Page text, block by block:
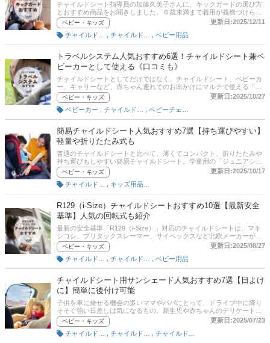
チャイルドシート指導員の加藤久美子さんに、キックガードの選び方
とおすすめ商品をお聞きしました。６歳未満まで着用が義務づけられ
ているチャイルドシートですが、お子さんが前の座席を蹴るなどして
シートが汚れてしまい、困っている方も多いのではないでしょうか。
そんなときに活躍してくれるのがキックガードです。ただ汚れるのを
防ぐだけでなく、おもちゃなどを収納できるタイプの商品もあるの
で、愛車にピッタリあったキックガードを見つけてみてください。
ベビー・キッズ
更新日:2025/12/11
ベビー用品
トラベルシステム人気おすすめ6選！チャイルドシート兼ベ
ビーカーとして使える《口コミも》
チャイルドシートとしてだけではなく、チャイルドシート、ベビーカ
ー、キャリーなど、赤ちゃん連れでのお出かけにマルチで使える「ト
ラベルシステム」。家の中でもバウンサーのように使える便利さで人
気です。日本ではあまり聞き馴染みがないかもしれませんが、欧米で
は主流なチャイルドシートです。この記事では、公認チャイルドシー
ト指導員の加藤久美子さんへの取材をもとに、トラベルシステム対応
チャイルドシートの選び方とおすすめ商品をご紹介。マキシコシや、
サイベックス、Joie等の欧州メーカー製が主流ですが、アップリカな
ど国内メーカーからも発売されています。各商品の特徴や便利な理由
も解説するので、ぜひ参考にしてくださいね。
ベビー・キッズ
更新日:2025/10/27
ベビーカー
簡易チャイルドシート人気おすすめ7選【持ち運びやすい】
軽量や折りたたみ式も
普通のチャイルドシートと比べて、薄くてコンパクト、折りたたみや
持ち運びもしやすい簡易チャイルドシート。学童用の「ジュニアシー
ト」や、背もたれがなく座面だけの「ブースターシート」などがあり
ます。どれを選ぼうか迷っているママやパパに向けて、この記事では
公認チャイルドシート指導員の加藤久美子さんへの取材をもとに、簡
易チャイルドシートの選び方とおすすめ商品を紹介！ 通販の人気ラン
キングや口コミ情報も掲載しているのでぜひ参考にしてくださいね。
ベビー・キッズ
更新日:2025/10/17
R129（i-Size）チャイルドシートおすすめ10選【最新安全
基準】人気の回転式も紹介
最新の安全基準「R129（i-Size）」対応のチャイルドシートは、マキ
シコシ、ブリタックスレーマー、サイベックスなど北欧メーカーが主
流でしたが、近年はコンビやアップリカなど、日本メーカーでも次々
発売されています。種類が豊富なので、どれを選べばいいか迷ってし
まいますよね。そこでこの記事では、公認チャイルドシート指導員の
加藤久美子さんに取材のもと、R129対応チャイルドシートの選び方と
おすすめ商品を紹介します。回転式やロングユースなど人気モデルを
厳選しました。後半には通販の人気ランキングもあるので、口コミや
売れ筋もぜひチェックしてくださいね。
ベビー・キッズ
更新日:2025/08/27
ベビー用品
チャイルドシート用サンシェード人気おすすめ7選【日よけ
に】簡単に後付け可能
子供を車に乗せる機会の多いママやパパにとって、ドライブ中に降り
そそぐ強い日差しは気になるもの。新生児や赤ちゃんのデリケートな
肌を紫外線から守るために、チャイルドシート用サンシェードがある
と便利です。この記事では、公認チャイルドシート指導員の加藤久美
子さんに取材のもと、チャイルドシート用サンシェードの選び方とお
ベビー・キッズ
更新日:2025/07/23